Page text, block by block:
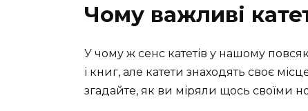
Чому важливі
У чому ж сенс катетів у нашому
і книг, але катети знаходять своє
згадайте, як ви міряли щось своїми